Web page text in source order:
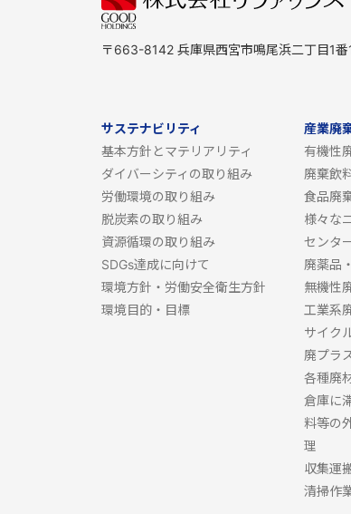
〒663-8142 兵庫県西宮市鳴尾浜二丁目1番
サステナビリティ
基本方針とマテリアリティ
ダイバーシティの取り組み
労働環境の取り組み
脱炭素の取り組み
資源循環の取り組み
SDGs達成に向けて
環境方針・労働安全衛生方針
環境目的・目標
産業廃
有機性
廃棄飲
食品廃
様々な
センタ
廃薬品
無機性
工業系
サイク
廃プラ
各種廃
倉庫に
料等の
理
収集運
清掃作